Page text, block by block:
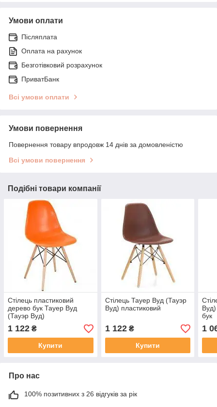
Умови оплати
Післяплата
Оплата на рахунок
Безготівковий розрахунок
ПриватБанк
Всі умови оплати
Умови повернення
Повернення товару впродовж 14 днів за домовленістю
Всі умови повернення
Подібні товари компанії
Стілець пластиковий
дерево бук Тауер Вуд
(Тауэр Вуд)
1 122 ₴
Купити
Стілець Тауер Вуд (Тауэр
Вуд) пластиковий
1 122₴
Купити
бук
1
Про нас
100% позитивних з 26 відгуків за рік